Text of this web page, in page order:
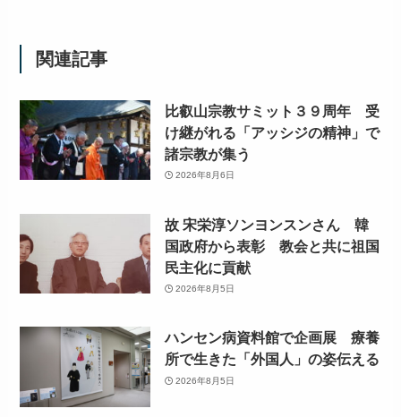
関連記事
比叡山宗教サミット３９周年 受
け継がれる「アッシジの精神」で
諸宗教が集う
2026年8月6日
故 宋栄淳ソンヨンスンさん 韓
国政府から表彰 教会と共に祖国
民主化に貢献
2026年8月5日
ハンセン病資料館で企画展 療養
所で生きた「外国人」の姿伝える
2026年8月5日